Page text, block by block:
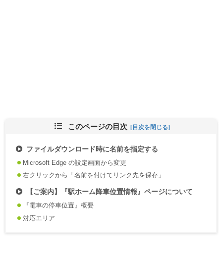
このページの目次
ファイルダウンロード時に名前を指定する
Microsoft Edge の設定画面から変更
右クリックから「名前を付けてリンク先を保存」
【ご案内】『駅ホーム降車位置情報』ページについて
『電車の停車位置』概要
対応エリア